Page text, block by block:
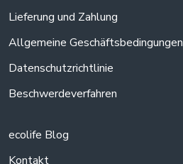
Lieferung und Zahlung
Allgemeine Geschäftsbedingungen
Datenschutzrichtlinie
Beschwerdeverfahren
ecolife Blog
Kontakt